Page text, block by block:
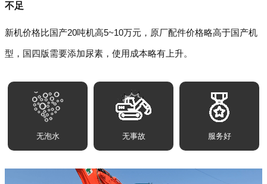
不足
新机价格比国产20吨机高5~10万元，原厂配件价格略高于国产机
型，国四版需要添加尿素，使用成本略有上升。
无泡水 无事故 服务好